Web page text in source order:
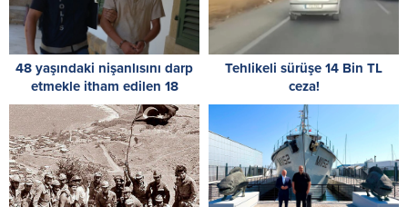
48 yaşındaki nişanlısını darp
etmekle itham edilen 18
yaşındaki zanlı 3 gün daha
tutuklu kalacak
Tehlikeli sürüşe 14 Bin TL
ceza!